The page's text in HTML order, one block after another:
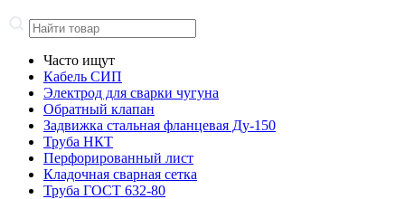
Часто ищут
Кабель СИП
Электрод для сварки чугуна
Обратный клапан
Задвижка стальная фланцевая Ду-150
Труба НКТ
Перфорированный лист
Кладочная сварная сетка
Труба ГОСТ 632-80